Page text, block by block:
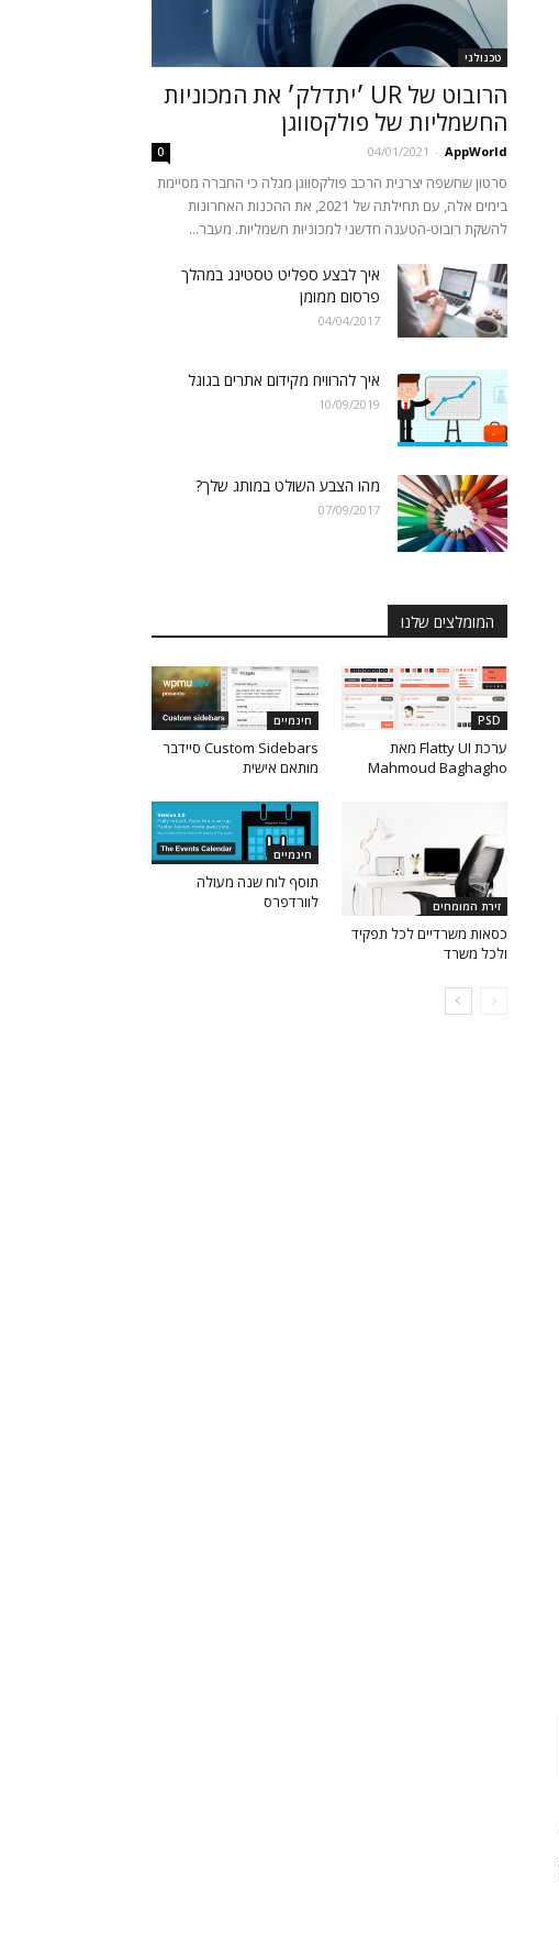
טכנולגי
הרובוט של UR ׳יתדלק׳ את המכוניות
החשמליות של פולקסווגן
AppWorld
-
04/01/2021
0
סרטון שחשפה יצרנית הרכב פולקסווגן מגלה כי החברה מסיימת
בימים אלה, עם תחילתה של 2021, את ההכנות האחרונות
להשקת רובוט-הטענה חדשני למכוניות חשמליות. מעבר...
איך לבצע ספליט טסטינג במהלך
פרסום ממומן
04/04/2017
איך להרוויח מקידום אתרים בגוגל
10/09/2019
מהו הצבע השולט במותג שלך?
07/09/2017
המומלצים שלנו
PSD
ערכת Flatty UI מאת
Mahmoud Baghagho
חינמיים
Custom Sidebars סיידבר
מותאם אישית
זירת המומחים
כסאות משרדיים לכל תפקיד
ולכל משרד
חינמיים
תוסף לוח שנה מעולה
לוורדפרס